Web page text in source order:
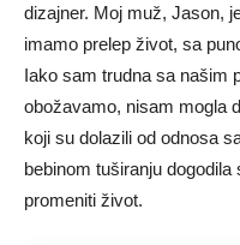
dizajner. Moj muž, Jason,
imamo prelep život, sa
Iako sam trudna sa našim
obožavamo, nisam mogla
koji su dolazili od odnosa
bebinom tuširanju
promeniti život.